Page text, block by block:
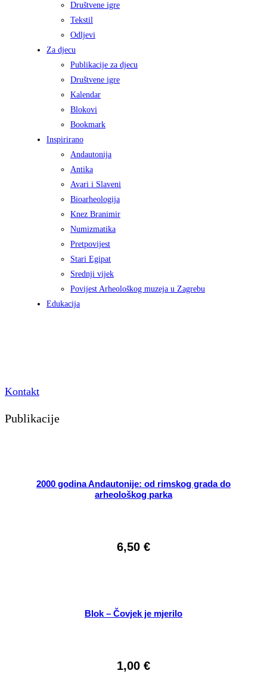
Društvene igre
Tekstil
Odljevi
Za djecu
Publikacije za djecu
Društvene igre
Kalendar
Blokovi
Bookmark
Inspirirano
Andautonija
Antika
Avari i Slaveni
Bioarheologija
Knez Branimir
Numizmatika
Pretpovijest
Stari Egipat
Srednji vijek
Povijest Arheološkog muzeja u Zagrebu
Edukacija
Kontakt
Publikacije
2000 godina Andautonije: od rimskog grada do
arheološkog parka
6,50 €
Blok – Čovjek je mjerilo
1,00 €